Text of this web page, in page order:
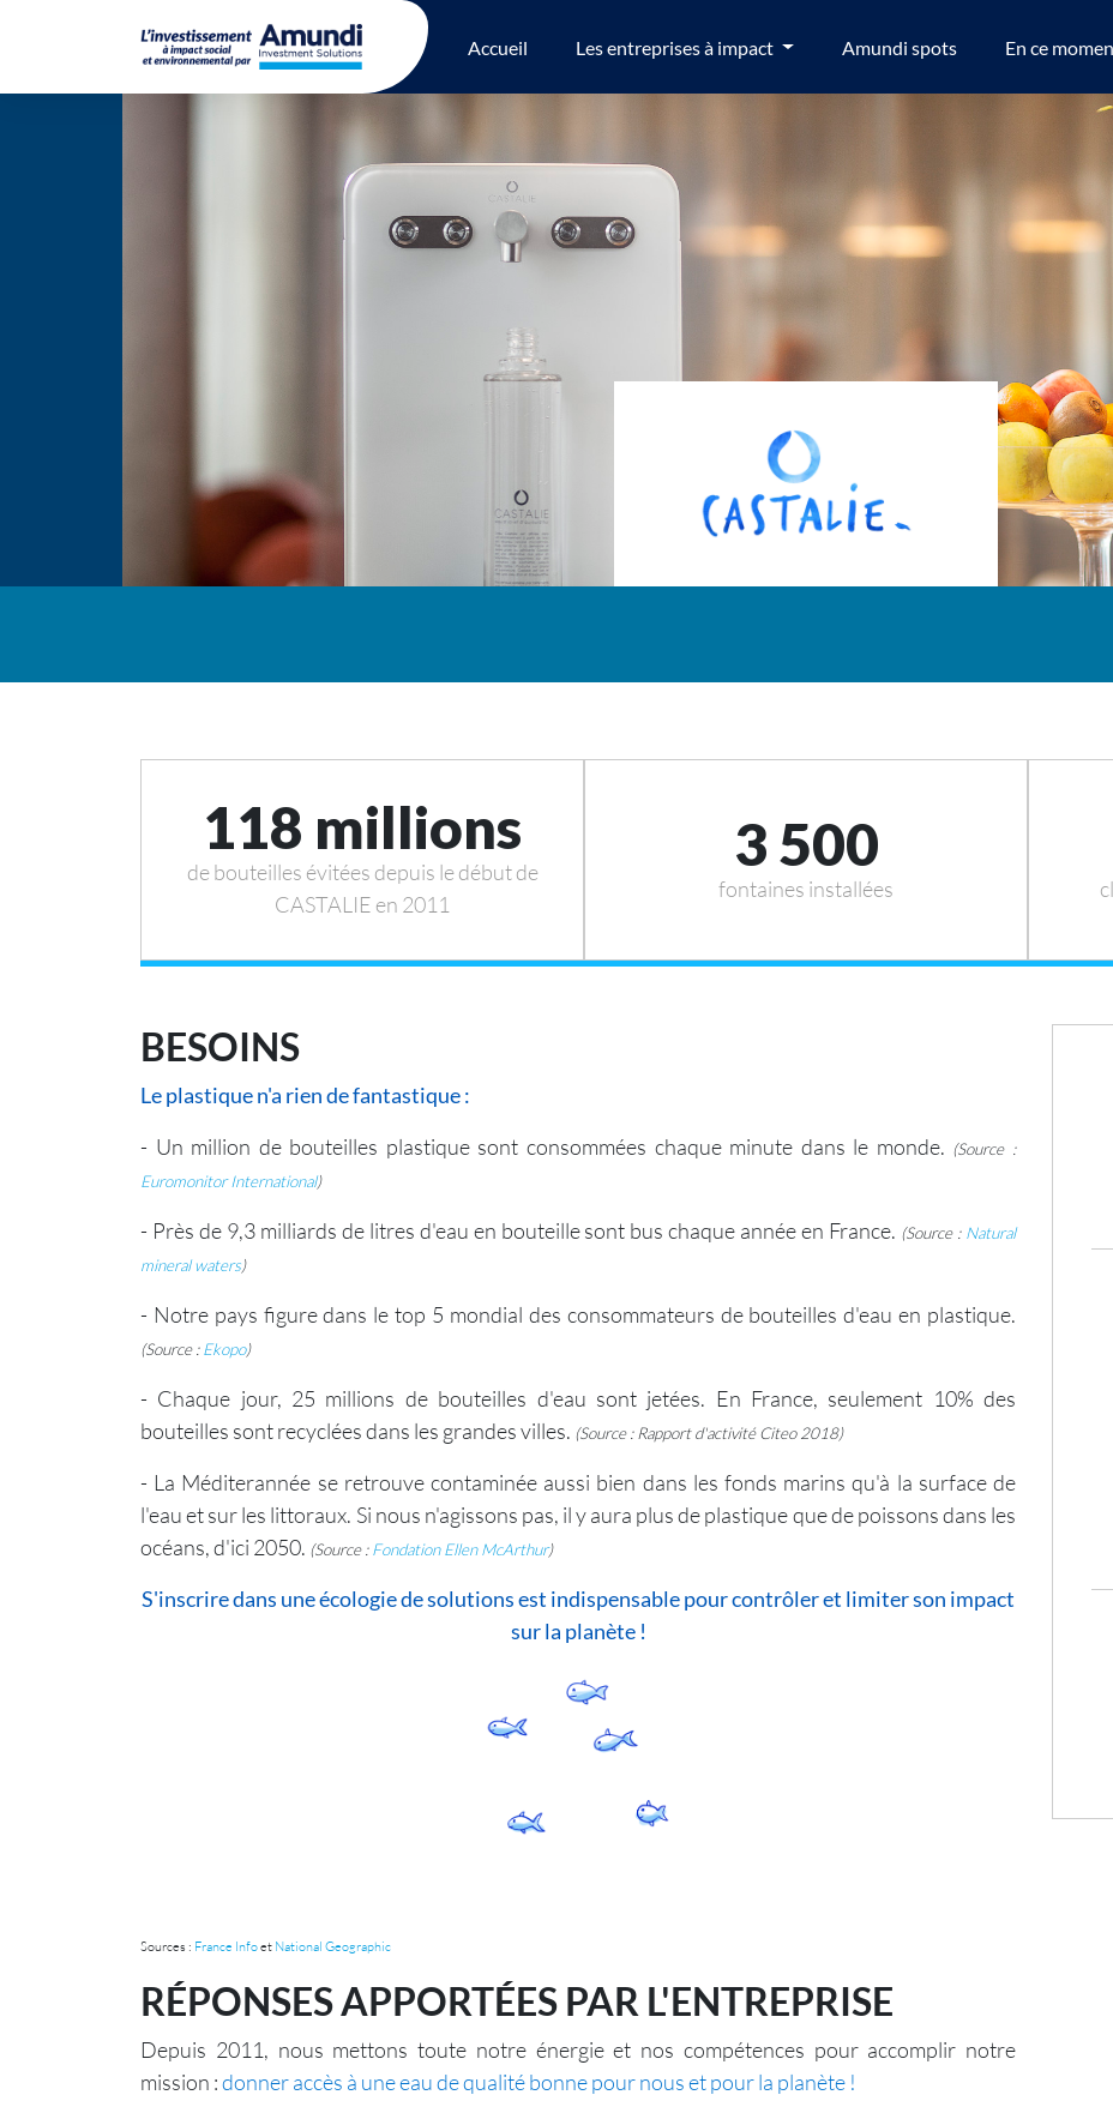
Accueil Les entreprises à impact Amundi spots En ce
118 millions
de bouteilles évitées depuis le début de
CASTALIE en 2011
3 500
fontaines installées
BESOINS
Le plastique n'a rien de fantastique :
- Un million de bouteilles plastique sont consommées chaque minute dans le monde. (Source :
Euromonitor International)
- Près de 9,3 milliards de litres d'eau en bouteille sont bus chaque année en France. (Source : Natural
mineral waters)
- Notre pays figure dans le top 5 mondial des consommateurs de bouteilles d'eau en plastique.
(Source :Ekopo)
- Chaque jour, 25 millions de bouteilles d'eau sont jetées. En France, seulement 10% des
bouteilles sont recyclées dans les grandes villes. (Source : Rapport d'activité Citeo 2018)
- La Méditerannée se retrouve contaminée aussi bien dans les fonds marins qu'à la surface de
l'eau et sur les littoraux. Si nous n'agissons pas, il y aura plus de plastique que de poissons dans les
océans, d'ici 2050. (Source :Fondation Ellen McArthur)
S'inscrire dans une écologie de solutions est indispensable pour contrôler et limiter son impact
sur la planète !
Sources : France Infoet National Geographic
RÉPONSES APPORTÉES PAR L'ENTREPRISE
Depuis 2011, nous mettons toute notre énergie et nos compétences pour accomplir notre
mission :donner accès à une eau de qualité bonne pour nous et pour la planète !